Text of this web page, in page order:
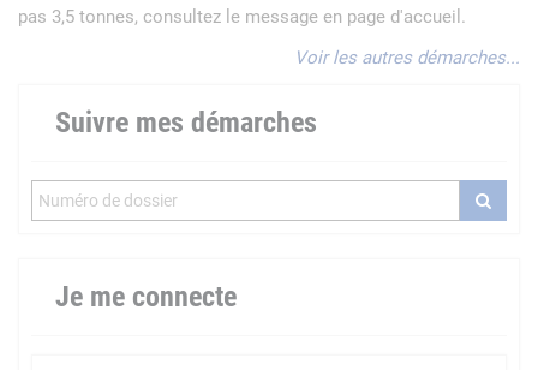
pas 3,5 tonnes, consultez le message en page d'accueil.
Voir les autres démarches...
Suivre mes démarches
Je me connecte